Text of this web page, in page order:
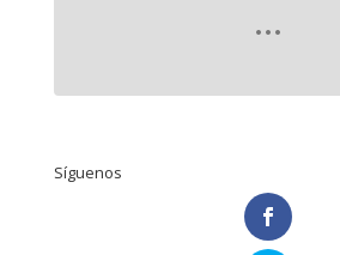
Síguenos